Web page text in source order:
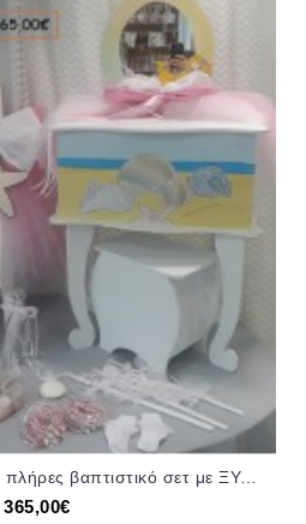
ΑΣΤΕΡΙΑΣ ΘΑΛΑΣΣΙΝΟ πλήρες βαπτιστικό σετ με ΞΥΛΙΝΗ ΕΤΑΖΕΡΑ ΤΖΑ-7676756 365.00€!!!
365,00€